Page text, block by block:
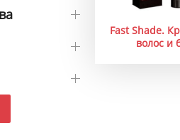
Fast Shade.
волос и